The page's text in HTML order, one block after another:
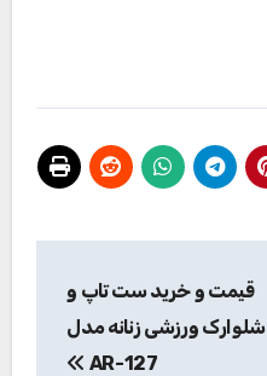
قیمت و خرید ست تاپ و
شلوارک ورزشی زنانه مدل
AR-127